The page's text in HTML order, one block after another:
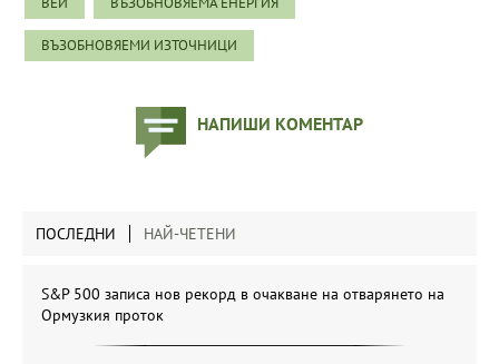
ВЪЗОБНОВЯЕМИ ИЗТОЧНИЦИ
НАПИШИ КОМЕНТАР
ПОСЛЕДНИ НАЙ-ЧЕТЕНИ
S&P 500 записа нов рекорд в очакване на отварянето на
Ормузкия проток